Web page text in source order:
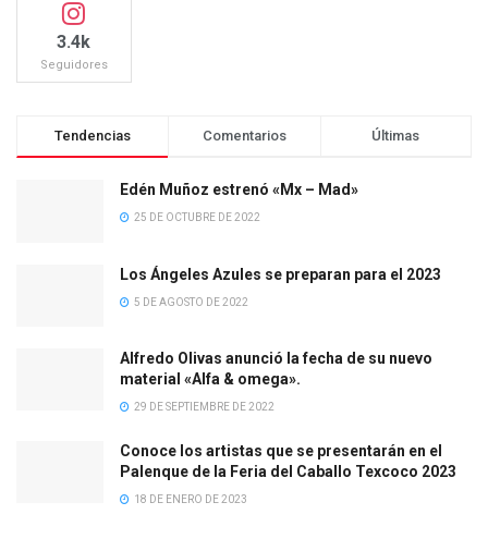
3.4k
Seguidores
Tendencias Comentarios Últimas
Edén Muñoz estrenó «Mx – Mad»
25 DE OCTUBRE DE 2022
Los Ángeles Azules se preparan para el 2023
5 DE AGOSTO DE 2022
Alfredo Olivas anunció la fecha de su nuevo
material «Alfa & omega».
29 DE SEPTIEMBRE DE 2022
Conoce los artistas que se presentarán en el
Palenque de la Feria del Caballo Texcoco 2023
18 DE ENERO DE 2023